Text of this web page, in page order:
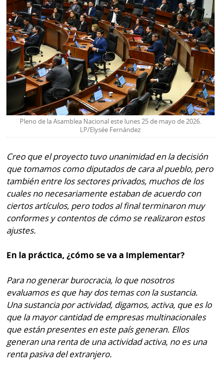
Pleno de la Asamblea Nacional este lunes 25 de mayo de 2026.
LP/Elysée Fernández
Creo que el proyecto tuvo unanimidad en la decisión
que tomamos como diputados de cara al pueblo, pero
también entre los sectores privados, muchos de los
cuales no necesariamente estaban de acuerdo con
ciertos artículos, pero todos al final terminaron muy
conformes y contentos de cómo se realizaron estos
ajustes.
En la práctica, ¿cómo se va a implementar?
Para no generar burocracia, lo que nosotros
evaluamos es que hay dos temas con la sustancia.
Una sustancia por actividad, digamos, activa, que es lo
que la mayor cantidad de empresas multinacionales
que están presentes en este país generan. Ellos
generan una renta de una actividad activa, no es una
renta pasiva del extranjero.